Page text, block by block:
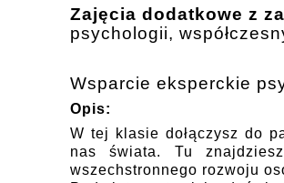
Zajęcia dodatkowe z
psychologii,
Wsparcie eksperckie
Opis:
W tej klasie dołączysz do
nas świata. Tu
wszechstronnego rozwoju